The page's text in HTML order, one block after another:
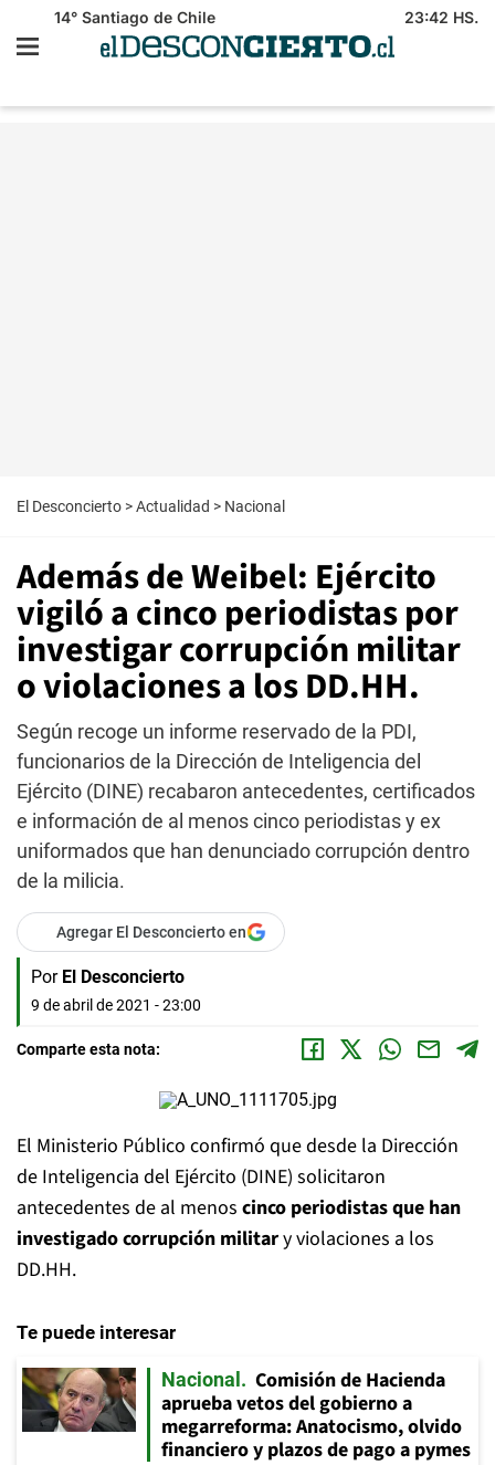
14° Santiago de Chile 23:42 HS.
El Desconcierto >Actualidad > Nacional
Además de Weibel: Ejército
vigiló a cinco periodistas por
investigar corrupción militar
o violaciones a los DD.HH.
Según recoge un informe reservado de la PDI,
funcionarios de la Dirección de Inteligencia del
Ejército (DINE) recabaron antecedentes, certificados
e información de al menos cinco periodistas y ex
uniformados que han denunciado corrupción dentro
de la milicia.
Agregar El Desconcierto en
Por El Desconcierto
9 de abril de 2021 - 23:00
Comparte esta nota:
El Ministerio Público confirmó que desde la Dirección
de Inteligencia del Ejército (DINE) solicitaron
antecedentes de al menos cinco periodistas que han
investigado corrupción military violaciones a los
DD.HH.
Te puede interesar
Nacional
Comisión de Hacienda
aprueba vetos del gobierno a
megarreforma: Anatocismo, olvido
financiero y plazos de pago a pymes